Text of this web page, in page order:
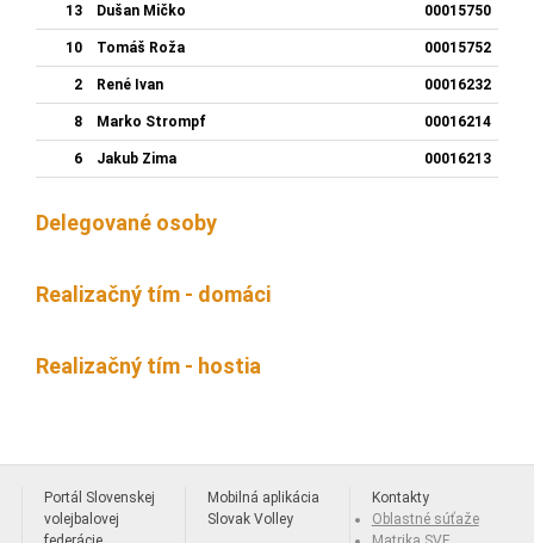
13 Dušan Mičko 00015750
10 Tomáš Roža 00015752
2 René Ivan 00016232
8 Marko Strompf 00016214
6 Jakub Zima 00016213
Delegované osoby
Realizačný tím - domáci
Realizačný tím - hostia
Portál Slovenskej
volejbalovej
Mobilná aplikácia
Slovak Volley
Kontakty
Oblastné súťaže